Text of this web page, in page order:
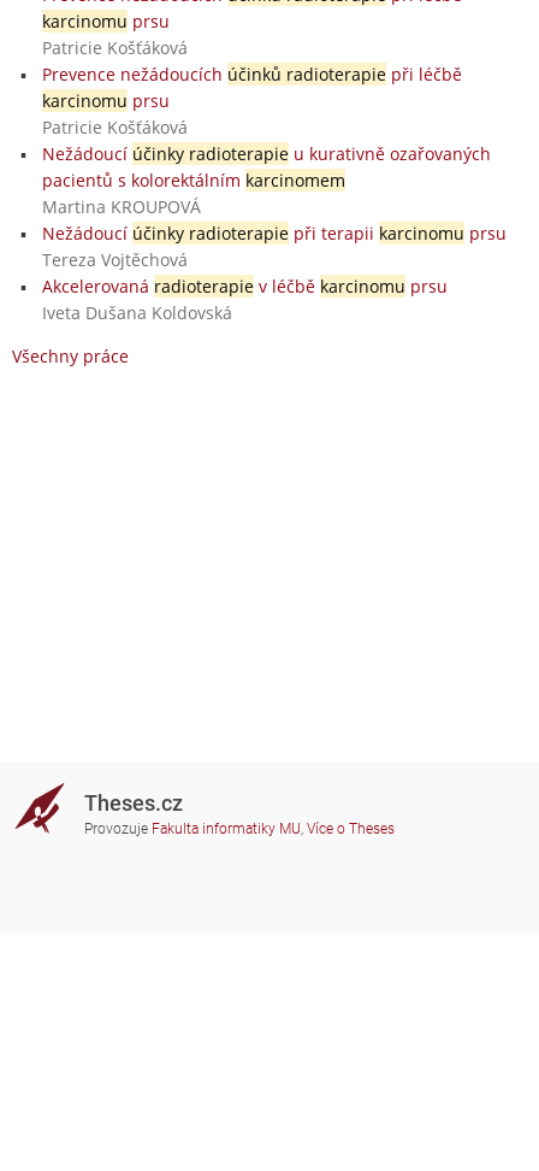
karcinomu prsu
Patricie Košťáková
Prevence nežádoucích účinků radioterapiepři léčbě
karcinomu prsu
Patricie Košťáková
Nežádoucí účinky radioterapieu kurativně ozařovaných
pacientů s kolorektálním karcinomem
Martina KROUPOVÁ
Nežádoucí účinky radioterapiepři terapii karcinomu prsu
Tereza Vojtěchová
Akcelerovaná radioterapiev léčbě karcinomu prsu
Iveta Dušana Koldovská
Všechny práce
Theses.cz
Provozuje Fakulta informatiky MU, Více o Theses